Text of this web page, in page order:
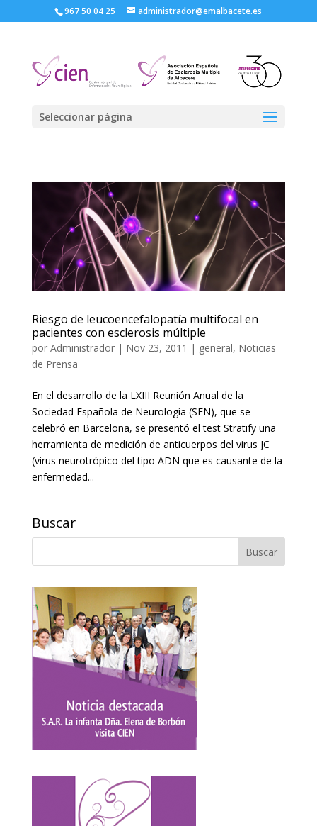
967 50 04 25 administrador@emalbacete.es
Seleccionar página
Riesgo de leucoencefalopatía multifocal en
pacientes con esclerosis múltiple
por Administrador| Nov 23, 2011 | general, Noticias
de Prensa
En el desarrollo de la LXIII Reunión Anual de la
Sociedad Española de Neurología (SEN), que se
celebró en Barcelona, se presentó el test Stratify una
herramienta de medición de anticuerpos del virus JC
(virus neurotrópico del tipo ADN que es causante de la
enfermedad...
Buscar